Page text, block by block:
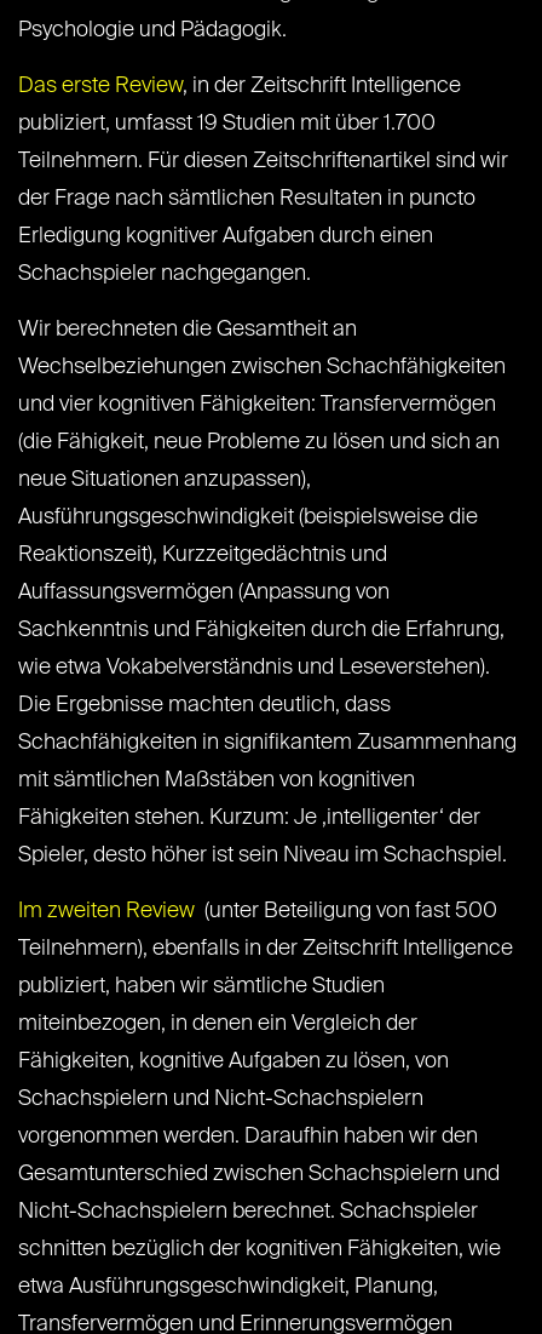
Psychologie und Pädagogik.
Das erste Review, in der Zeitschrift Intelligence
publiziert, umfasst 19 Studien mit über 1.700
Teilnehmern. Für diesen Zeitschriftenartikel sind wir
der Frage nach sämtlichen Resultaten in puncto
Erledigung kognitiver Aufgaben durch einen
Schachspieler nachgegangen.
Wir berechneten die Gesamtheit an
Wechselbeziehungen zwischen Schachfähigkeiten
und vier kognitiven Fähigkeiten: Transfervermögen
(die Fähigkeit, neue Probleme zu lösen und sich an
neue Situationen anzupassen),
Ausführungsgeschwindigkeit (beispielsweise die
Reaktionszeit), Kurzzeitgedächtnis und
Auffassungsvermögen (Anpassung von
Sachkenntnis und Fähigkeiten durch die Erfahrung,
wie etwa Vokabelverständnis und Leseverstehen).
Die Ergebnisse machten deutlich, dass
Schachfähigkeiten in signifikantem Zusammenhang
mit sämtlichen Maßstäben von kognitiven
Fähigkeiten stehen. Kurzum: Je ‚intelligenter‘ der
Spieler, desto höher ist sein Niveau im Schachspiel.
Im zweiten Review (unter Beteiligung von fast 500
Teilnehmern), ebenfalls in der Zeitschrift Intelligence
publiziert, haben wir sämtliche Studien
miteinbezogen, in denen ein Vergleich der
Fähigkeiten, kognitive Aufgaben zu lösen, von
Schachspielern und Nicht-Schachspielern
vorgenommen werden. Daraufhin haben wir den
Gesamtunterschied zwischen Schachspielern und
Nicht-Schachspielern berechnet. Schachspieler
schnitten bezüglich der kognitiven Fähigkeiten, wie
etwa Ausführungsgeschwindigkeit, Planung,
Transfervermögen und Erinnerungsvermögen